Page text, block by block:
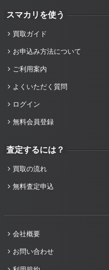
スマカリを使う
買取ガイド
お申込み方法について
ご利用案内
よくいただく質問
ログイン
無料会員登録
査定するには？
買取の流れ
無料査定申込
会社概要
お問い合わせ